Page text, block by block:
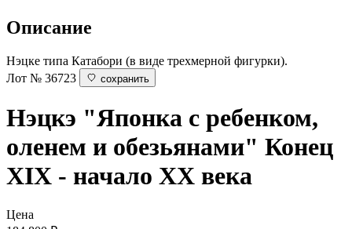
Описание
Нэцке типа Катабори (в виде трехмерной фигурки).
Лот № 36723
сохранить
Нэцкэ "Японка с ребенком,
оленем и обезьянами" Конец
XIX - начало ХХ века
Цена